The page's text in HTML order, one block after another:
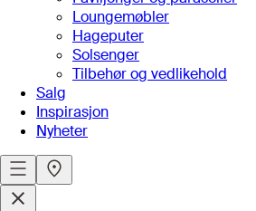
Loungemøbler
Hageputer
Solsenger
Tilbehør og vedlikehold
Salg
Inspirasjon
Nyheter